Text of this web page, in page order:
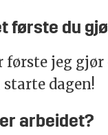
første du
første jeg gjør
starte dagen!
arbeidet?